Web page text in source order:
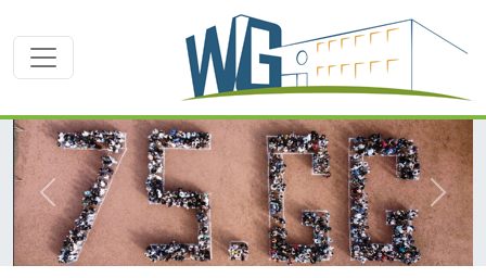
zurück